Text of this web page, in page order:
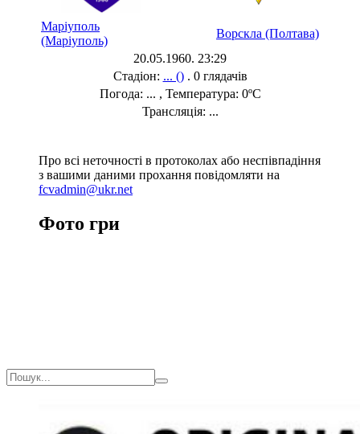
Маріуполь
(Маріуполь)
Ворскла (Полтава)
20.05.1960. 23:29
Стадіон: ... (). 0 глядачів
Погода: ... , Температура: 0ºC
Трансляція: ...
Про всі неточності в протоколах або неспівпадіння
з вашими даними прохання повідомляти на
fcvadmin@ukr.net
Фото гри